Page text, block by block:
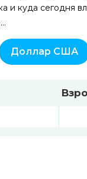
и куда сегодня
Доллар США